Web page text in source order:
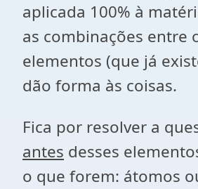
aplicada 100% à
as combinações entre
elementos (que já
dão forma às coisas.
Fica por resolver a
antes desses
o que forem: átomos